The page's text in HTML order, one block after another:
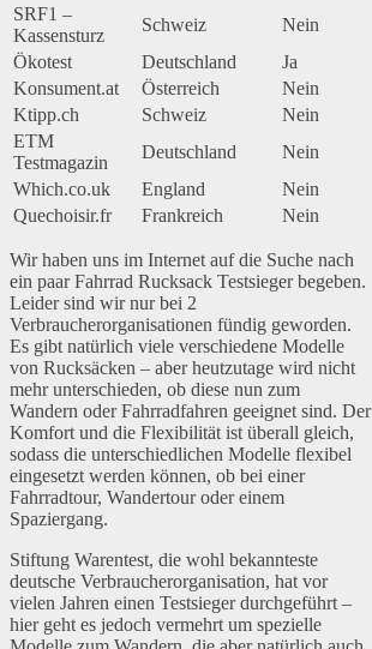
SRF1 –
Kassensturz
Schweiz Nein
Ökotest
Deutschland Ja
Konsument.at
Österreich Nein
Ktipp.ch
Schweiz Nein
ETM
Testmagazin
Deutschland Nein
Which.co.uk
England Nein
Quechoisir.fr
Frankreich Nein
Wir haben uns im Internet auf die Suche nach
ein paar Fahrrad Rucksack Testsieger begeben.
Leider sind wir nur bei 2
Verbraucherorganisationen fündig geworden.
Es gibt natürlich viele verschiedene Modelle
von Rucksäcken – aber heutzutage wird nicht
mehr unterschieden, ob diese nun zum
Wandern oder Fahrradfahren geeignet sind. Der
Komfort und die Flexibilität ist überall gleich,
sodass die unterschiedlichen Modelle flexibel
eingesetzt werden können, ob bei einer
Fahrradtour, Wandertour oder einem
Spaziergang.
Stiftung Warentest, die wohl bekannteste
deutsche Verbraucherorganisation, hat vor
vielen Jahren einen Testsieger durchgeführt –
hier geht es jedoch vermehrt um spezielle